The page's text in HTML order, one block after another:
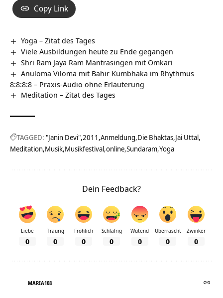
Copy Link
Yoga – Zitat des Tages
Viele Ausbildungen heute zu Ende gegangen
Shri Ram Jaya Ram Mantrasingen mit Omkari
Anuloma Viloma mit Bahir Kumbhaka im Rhythmus
8:8:8:8 – Praxis-Audio ohne Erläuterung
Meditation – Zitat des Tages
TAGGED: "Janin Devi" 2011 Anmeldung Die Bhaktas Jai Uttal
Meditation Musik Musikfestival online Sundaram Yoga
Dein Feedback?
Liebe
0
Traurig
0
Fröhlich
0
Schläfrig
0
Wütend
0
Überrascht
0
Zwinker
0
MARIA108